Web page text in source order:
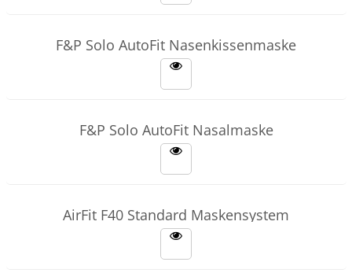
F&P Solo AutoFit Nasenkissenmaske
F&P Solo AutoFit Nasalmaske
AirFit F40 Standard Maskensystem